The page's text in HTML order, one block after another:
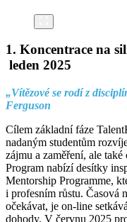
1. Koncentrace na
leden 2025
„Vítězové se rodí z
Ferguson
Cílem základní fáze
nadaným studentům
zájmu a zaměření, ale
Program nabízí desítky
Mentorship Programme,
i profesním růstu. Časová
očekávat, je on-line
dohody. V červnu 2025